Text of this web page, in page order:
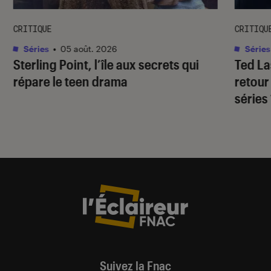
Sterling Point, l’île aux secrets qui
répare le teen drama
CRITIQUE
Séries • 05 août. 2026
Ted
retour
séries
Séries
Suivez la Fnac